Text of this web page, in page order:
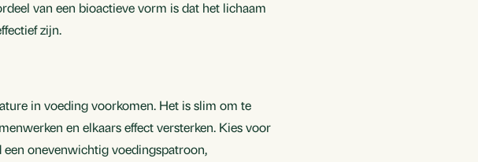
van een bioactieve vorm is dat het lichaam
zijn.
in voeding voorkomen. Het is slim om te
en elkaars effect versterken. Kies voor
onevenwichtig voedingspatroon,